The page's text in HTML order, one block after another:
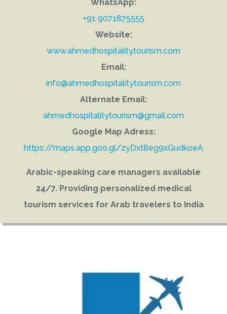
WhatsApp:
+91 9071875555
Website:
www.ahmedhospitalitytourism.com
Email:
info@ahmedhospitalitytourism.com
Alternate Email:
ahmedhospitalitytourism@gmail.com
Google Map Adress:
https://maps.app.goo.gl/zyDxt8eg9xGudkoeA
Arabic-speaking care managers available
24/7. Providing personalized medical
tourism services for Arab travelers to India